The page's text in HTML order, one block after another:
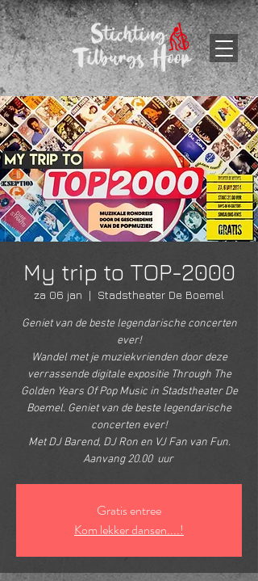
My trip to TOP-2000
za 06 jan
  |
Stadstheater De Boemel
Geniet van de beste legendarische concerten
ever!
Wandel met je muziekvrienden door deze
verrassende digitale expositie Through The
Golden Years Of Pop Music in Stadstheater De
Boemel. Geniet van de beste legendarische
concerten ever!
Met DJ Barend, DJ Ron en VJ Fan van Fun.
Aanvang 20.00 uur
Gratis entree
Kom lekker dansen....!